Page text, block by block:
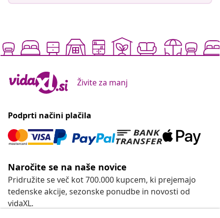
Živite za manj
Podprti načini plačila
Naročite se na naše novice
Pridružite se več kot 700.000 kupcem, ki prejemajo
tedenske akcije, sezonske ponudbe in novosti od
vidaXL.